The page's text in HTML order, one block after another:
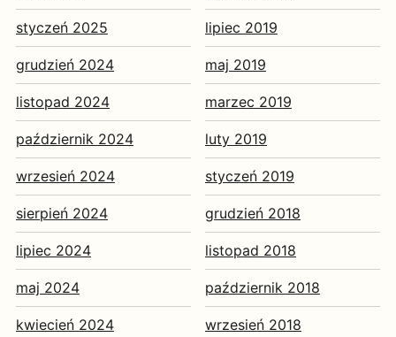
styczeń 2025
grudzień 2024
listopad 2024
październik 2024
wrzesień 2024
sierpień 2024
lipiec 2024
maj 2024
kwiecień 2024
lipiec 2019
maj 2019
marzec 2019
luty 2019
styczeń 2019
grudzień 2018
listopad 2018
październik 2018
wrzesień 2018